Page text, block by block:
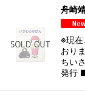
並び順:
舟崎
※現在
おり
ちい
発行